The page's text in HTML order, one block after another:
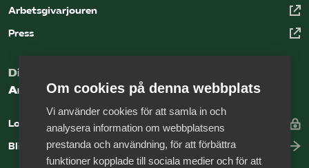
Arbetsgivarjouren
Press
Digital kunskapsbank för arbetsgivare
Arbetsgivarguiden
Logga in
Bli medlem
Om cookies på denna webbplats
Vi använder cookies för att samla in och
analysera information om webbplatsens
prestanda och användning, för att förbättra
funktioner kopplade till sociala medier och för att